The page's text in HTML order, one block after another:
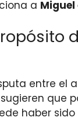
a
entre el
que
haber